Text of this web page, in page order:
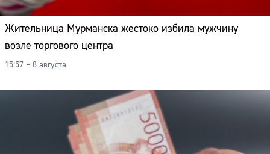
Жительница Мурманска жестоко избила мужчину
возле торгового центра
15:57 – 8 августа